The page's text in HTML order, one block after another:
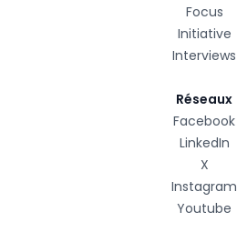
Focus
Initiative
Interviews
Réseaux
Facebook
LinkedIn
X
Instagram
Youtube